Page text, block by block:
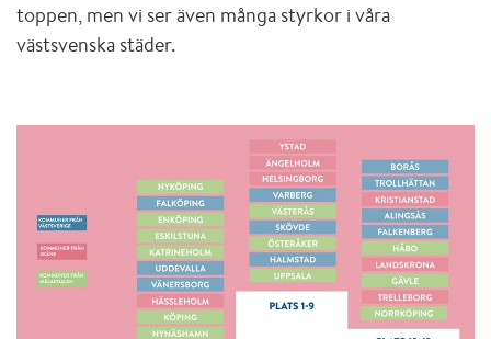
toppen, men vi ser även många styrkor i våra
västsvenska städer.